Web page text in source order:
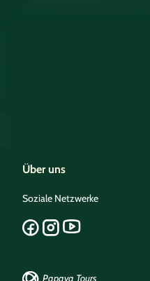
Über uns
Soziale Netzwerke
Papaya Tours